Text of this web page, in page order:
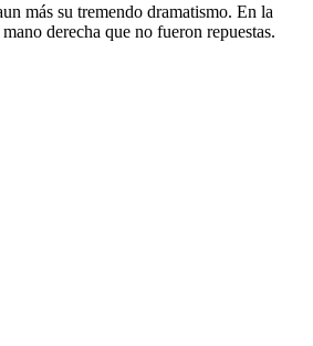
más su tremendo dramatismo. En la
derecha que no fueron repuestas.